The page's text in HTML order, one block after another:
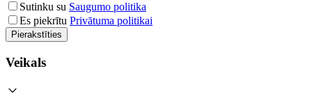
Sutinku su Saugumo politika
Es piekrītu Privātuma politikai
Pierakstīties
Veikals